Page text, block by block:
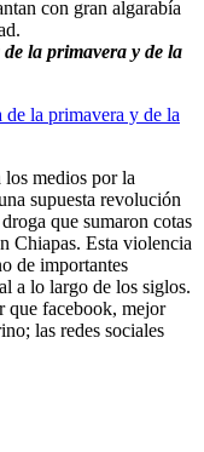
con gran algarabía
la primavera y de la
los medios por la
supuesta revolución
que sumaron cotas
Chiapas. Esta violencia
de importantes
a lo largo de los siglos.
que facebook, mejor
las redes sociales